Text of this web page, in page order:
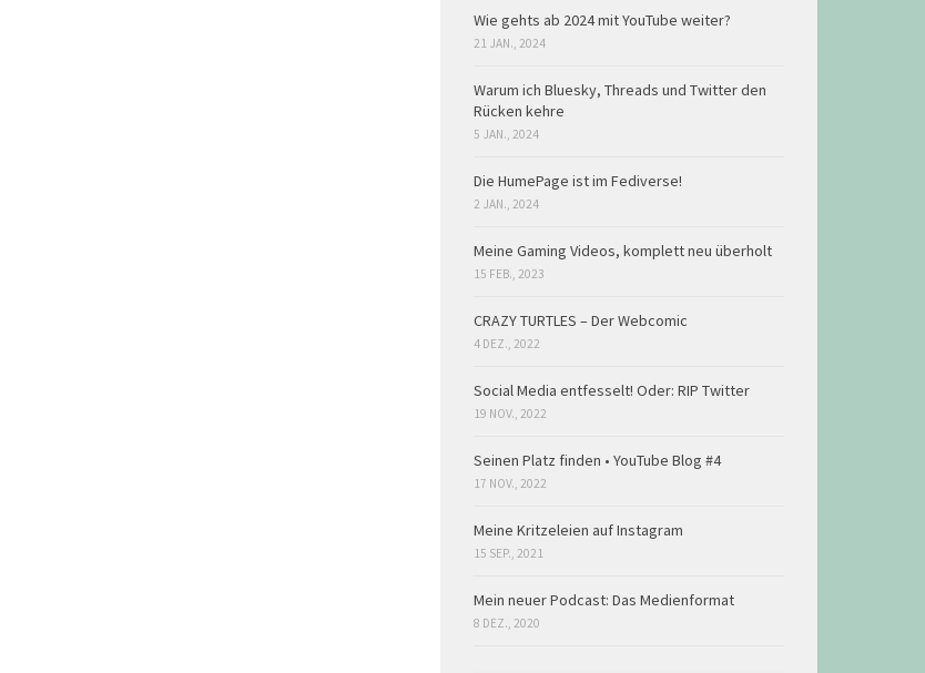
Wie gehts ab 2024 mit YouTube weiter?
21 JAN., 2024
Warum ich Bluesky, Threads und Twitter den
Rücken kehre
5 JAN., 2024
Die HumePage ist im Fediverse!
2 JAN., 2024
Meine Gaming Videos, komplett neu überholt
15 FEB., 2023
CRAZY TURTLES – Der Webcomic
4 DEZ., 2022
Social Media entfesselt! Oder: RIP Twitter
19 NOV., 2022
Seinen Platz finden • YouTube Blog #4
17 NOV., 2022
Meine Kritzeleien auf Instagram
15 SEP., 2021
Mein neuer Podcast: Das Medienformat
8 DEZ., 2020